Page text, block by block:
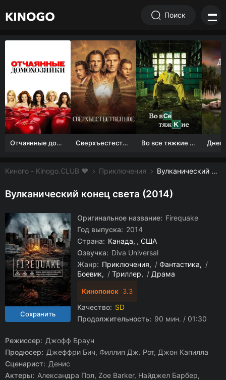
Поиск
Отчаянные домохозяйки (1 сезон) Сверхъестественное Во все тяжкие 1-5 сезон
Киного - Kinogo.CLUB ❤️ Приключения Вулканический конец света смотреть онлайн бесплатно
Вулканический конец света (2014)
Оригинальное название: Firequake
Год выпуска: 2014
Страна: Канада , США
Озвучка: Diva Universal
Жанр: Приключения / Фантастика
/
Боевик
/ Триллер / Драма
Кинопоиск 3.3
Качество: SD
Продолжительность: 90 мин. / 01:30
Режиссер: Джофф Браун
Продюсер: Джеффри Бич, Филлип Дж. Рот, Джон Капилла
Сценарист: Денис
Актеры: Александра Пол, Zoe Barker, Найджел Барбер,